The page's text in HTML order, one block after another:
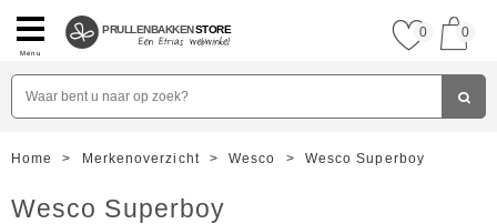
Menu
PRULLENBAKKENSTORE 0 0
Home > Merkenoverzicht > Wesco > Wesco Superboy
Wesco Superboy